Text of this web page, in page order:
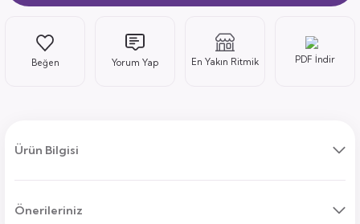
Yorum Yap En Yakın Ritmik PDF İndir
Ürün Bilgisi
Önerileriniz